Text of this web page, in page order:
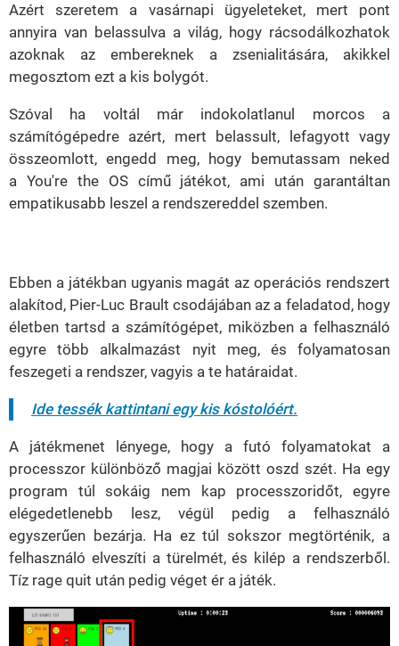
Azért szeretem a vasárnapi ügyeleteket, mert pont
annyira van belassulva a világ, hogy rácsodálkozhatok
azoknak az embereknek a zsenialitására, akikkel
megosztom ezt a kis bolygót.
Szóval ha voltál már indokolatlanul morcos a
számítógépedre azért, mert belassult, lefagyott vagy
összeomlott, engedd meg, hogy bemutassam neked
a You're the OScímű játékot, ami után garantáltan
empatikusabb leszel a rendszereddel szemben.
Ebben a játékban ugyanis magát az operációs rendszert
alakítod, Pier-Luc Brault csodájában az a feladatod, hogy
életben tartsd a számítógépet, miközben a felhasználó
egyre több alkalmazást nyit meg, és folyamatosan
feszegeti a rendszer, vagyis a te határaidat.
Ide tessék kattintani egy kis kóstolóért.
A játékmenet lényege, hogy a futó folyamatokat a
processzor különböző magjai között oszd szét. Ha egy
program túl sokáig nem kap processzoridőt, egyre
elégedetlenebb lesz, végül pedig a felhasználó
egyszerűen bezárja. Ha ez túl sokszor megtörténik, a
felhasználó elveszíti a türelmét, és kilép a rendszerből.
Tíz rage quit után pedig véget ér a játék.